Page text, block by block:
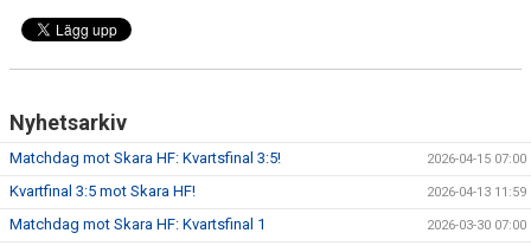
Nyhetsarkiv
Matchdag mot Skara HF: Kvartsfinal 3:5! 2026-04-15 07:00
Kvartfinal 3:5 mot Skara HF! 2026-04-13 11:59
Matchdag mot Skara HF: Kvartsfinal 1 2026-03-30 07:00